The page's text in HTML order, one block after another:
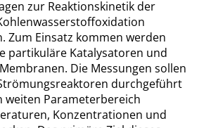
zur Reaktionskinetik der
Zum Einsatz kommen werden
partikuläre Katalysatoren und
Die Messungen sollen
durchgeführt
weiten Parameterbereich
Konzentrationen und